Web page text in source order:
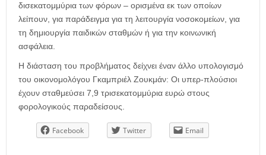
δισεκατομμύρια των φόρων – ορισμένα εκ των οποίων
λείπουν, για παράδειγμα για τη λειτουργία νοσοκομείων, για
τη δημιουργία παιδικών σταθμών ή για την κοινωνική
ασφάλεια.
Η διάσταση του προβλήματος δείχνει έναν άλλο υπολογισμό
του οικονομολόγου Γκαμπριέλ Ζουκμάν: Οι υπερ-πλούσιοι
έχουν σταθμεύσει 7,9 τρισεκατομμύρια ευρώ στους
φορολογικούς παραδείσους.
Facebook Twitter Email